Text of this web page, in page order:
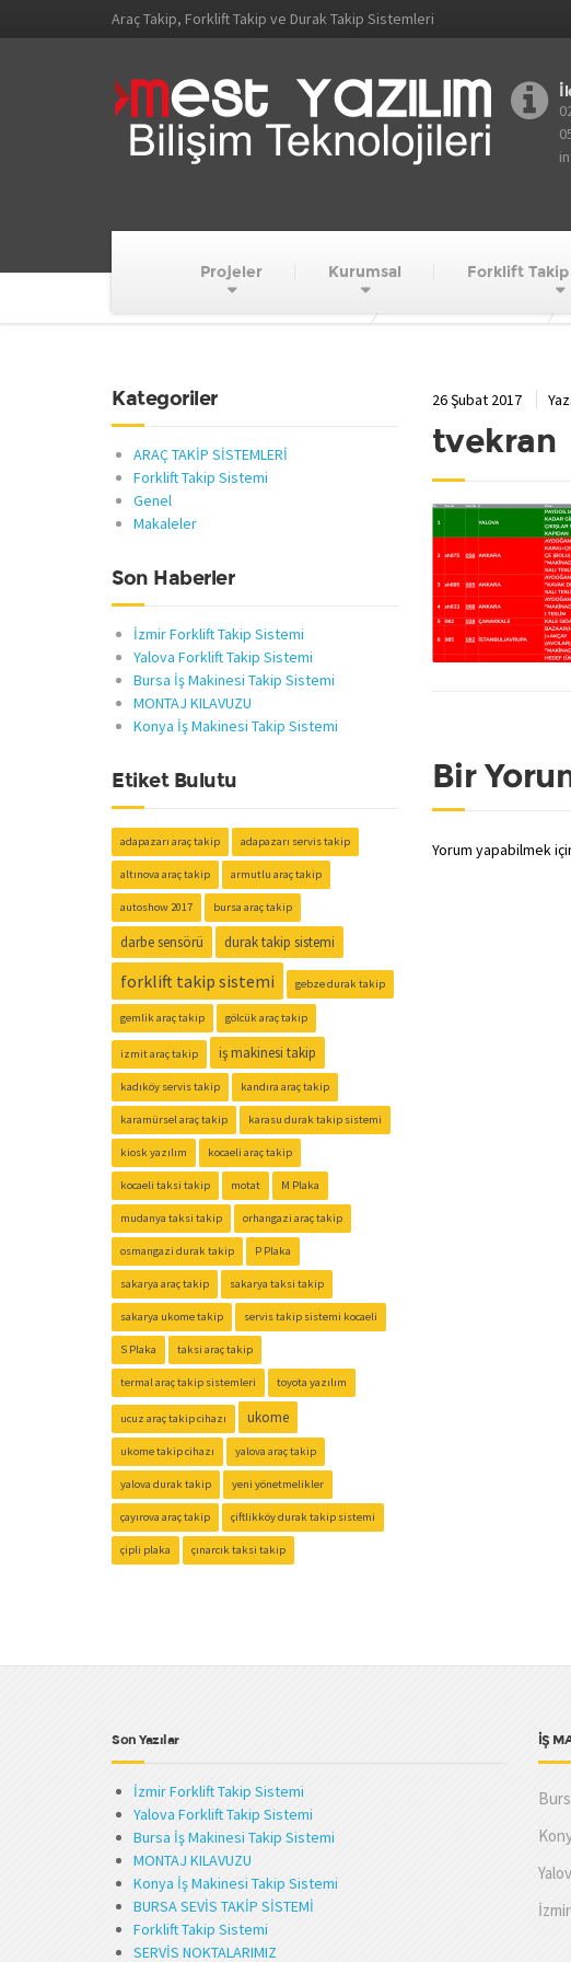
Araç Takip, Forklift Takip ve Durak Takip Sistemleri
Projeler Kurumsal Forklift
MEST YAZILIM VE BİLİŞİM TEKNOLOJİLERİ
26 Şubat 2017
tvekran
Bir
Yorum yapabilmek
Kategoriler
ARAÇ TAKİP SİSTEMLERİ
Forklift Takip Sistemi
Genel
Makaleler
Son Haberler
İzmir Forklift Takip Sistemi
Yalova Forklift Takip Sistemi
Bursa İş Makinesi Takip Sistemi
MONTAJ KILAVUZU
Konya İş Makinesi Takip Sistemi
Etiket Bulutu
adapazarı araç takip adapazarı servis takip
altınova araç takip armutlu araç takip
autoshow 2017 bursa araç takip
darbe sensörü durak takip sistemi
forklift takip sistemi gebze durak takip
gemlik araç takip gölcük araç takip
izmit araç takip iş makinesi takip
kadıköy servis takip kandıra araç takip
karamürsel araç takip karasu durak takip sistemi
kiosk yazılım kocaeli araç takip
kocaeli taksi takip motat M Plaka
mudanya taksi takip orhangazi araç takip
osmangazi durak takip P Plaka
sakarya araç takip sakarya taksi takip
sakarya ukome takip servis takip sistemi kocaeli
S Plaka taksi araç takip
termal araç takip sistemleri toyota yazılım
ucuz araç takip cihazı ukome
ukome takip cihazı yalova araç takip
yalova durak takip yeni yönetmelikler
çayırova araç takip çiftlikköy durak takip sistemi
çipli plaka çınarcık taksi takip
Son Yazılar
İzmir Forklift Takip Sistemi
Yalova Forklift Takip Sistemi
Bursa İş Makinesi Takip Sistemi
MONTAJ KILAVUZU
Konya İş Makinesi Takip Sistemi
BURSA SEVİS TAKİP SİSTEMİ
Forklift Takip Sistemi
SERVİS NOKTALARIMIZ
İŞ